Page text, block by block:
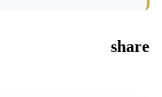
share